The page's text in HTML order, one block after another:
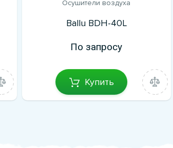
Осушители воздуха
Ballu BDH-40L
По запросу
Купить